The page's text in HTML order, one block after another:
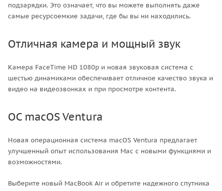
подзарядки. Это означает, что вы можете выполнять даже
самые ресурсоемкие задачи, где бы вы ни находились.
Отличная камера и мощный звук
Камера FaceTime HD 1080p и новая звуковая система с
шестью динамиками обеспечивает отличное качество звука и
видео на видеозвонках и при просмотре контента.
ОС macOS Ventura
Новая операционная система macOS Ventura предлагает
улучшенный опыт использования Mac с новыми функциями и
возможностями.
Выберите новый MacBook Air и обретите надежного спутника